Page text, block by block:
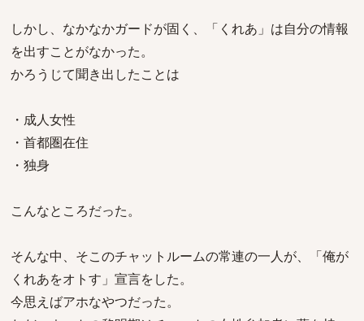
しかし、なかなかガードが固く、「くれあ」は自分の情報
を出すことがなかった。
かろうじて聞き出したことは
・成人女性
・首都圏在住
・独身
こんなところだった。
そんな中、そこのチャットルームの常連の一人が、「俺が
くれあをオトす」宣言をした。
今思えばアホなやつだった。